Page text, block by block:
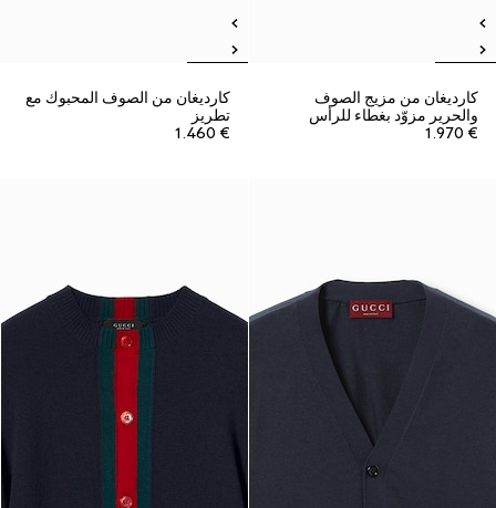
كارديغان من مزيج الصوف
والحرير مزوّد بغطاء للرأس
€ 1.970
كارديغان من الصوف المحبوك مع
تطريز
€ 1.460